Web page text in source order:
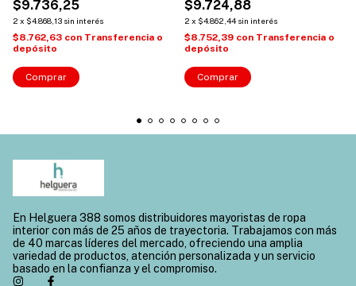
$9.736,25
2 x $4.868,13 sin interés
$8.762,63 con Transferencia o
depósito
Comprar
$9.724,88
2 x $4.862,44 sin interés
$8.752,39 con Transferencia o
depósito
Comprar
En Helguera 388 somos distribuidores mayoristas de ropa
interior con más de 25 años de trayectoria. Trabajamos con más
de 40 marcas líderes del mercado, ofreciendo una amplia
variedad de productos, atención personalizada y un servicio
basado en la confianza y el compromiso.